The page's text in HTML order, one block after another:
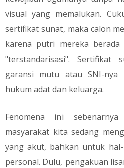
visual yang memalukan.
sertifikat sunat, maka calon
karena putri mereka
"terstandarisasi". Sertifikat
garansi mutu atau SNI-
hukum adat dan keluarga.
​Fenomena ini
masyarakat kita sedang
yang akut, bahkan untuk
personal. Dulu, pengakuan